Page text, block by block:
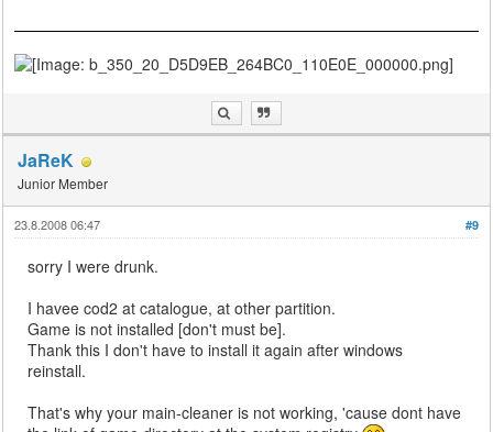
JaReK
Junior Member
#9
23.8.2008 06:47
sorry I were drunk.
I havee cod2 at catalogue, at other partition.
Game is not installed [don't must be].
Thank this I don't have to install it again after windows
reinstall.
That's why your main-cleaner is not working, 'cause dont have